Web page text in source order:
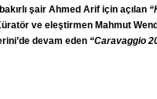
şair Ahmed Arif için açılan
ve eleştirmen Mahmut
devam eden “Caravaggio